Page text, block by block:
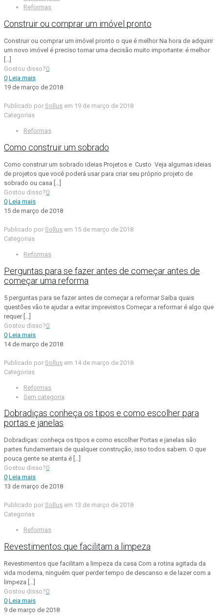
Reformas
Construir ou comprar um imóvel pronto
Construir ou comprar um imóvel pronto o que é melhor Na hora de adquirir
um novo imóvel é preciso tomar uma decisão muito importante: é melhor
Gostou disso?0
0 Leia mais
19 de março de 2018
Publicado por Sollus em 19 de março de 2018
Categorias
Reformas
Como construir um sobrado
Como construir um sobrado ideias Projetos e Custo Veja algumas ideias
de projetos que você poderá usar para criar seu próprio projeto de
sobrado ou casa […]
Gostou disso?0
0 Leia mais
15 de março de 2018
Publicado por Sollus em 15 de março de 2018
Categorias
Reformas
Perguntas para se fazer antes de começar antes de
começar uma reforma
5 perguntas para se fazer antes de começar a reformar Saiba quais
questões vão te ajudar a evitar imprevistos Começar a reformar é algo que
requer[…]
Gostou disso?0
0 Leia mais
14 de março de 2018
Publicado por Sollus em 14 de março de 2018
Categorias
Reformas
Sem categoria
Dobradiças conheça os tipos e como escolher para
portas e janelas
Dobradiças: conheça os tipos e como escolher Portas e janelas são
partes fundamentais de qualquer construção, isso todos sabem. O que
pouca gente se atenta é […]
Gostou disso?0
0 Leia mais
13 de março de 2018
Publicado por Sollus em 13 de março de 2018
Categorias
Reformas
Revestimentos que facilitam a limpeza
Revestimentos que facilitam a limpeza da casa Com a rotina agitada da
vida moderna, ninguém quer perder tempo de descanso e de lazer com a
limpeza […]
Gostou disso?0
0 Leia mais
9 de março de 2018